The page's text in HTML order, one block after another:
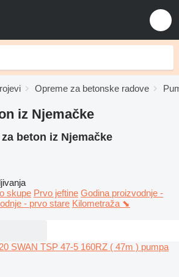
Opreme za betonske radove
iz Njemačke
beton iz Njemačke
skupe Prvo jeftine Godina proizvodnje -
- prvo stare Kilometraža ⬊